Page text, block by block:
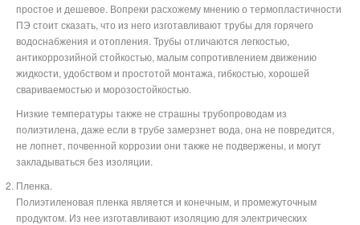
простое и дешевое. Вопреки расхожему мнению о термопластичности
ПЭ стоит сказать, что из него изготавливают трубы для горячего
водоснабжения и отопления. Трубы отличаются легкостью,
антикоррозийной стойкостью, малым сопротивлением движению
жидкости, удобством и простотой монтажа, гибкостью, хорошей
свариваемостью и морозостойкостью.
Низкие температуры также не страшны трубопроводам из
полиэтилена, даже если в трубе замерзнет вода, она не повредится,
не лопнет, почвенной коррозии они также не подвержены, и могут
закладываться без изоляции.
Пленка.
Полиэтиленовая пленка является и конечным, и промежуточным
продуктом. Из нее изготавливают изоляцию для электрических